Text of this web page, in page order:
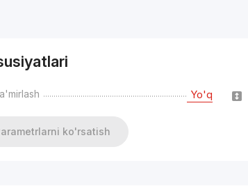
Yo'q
ko'rsatish